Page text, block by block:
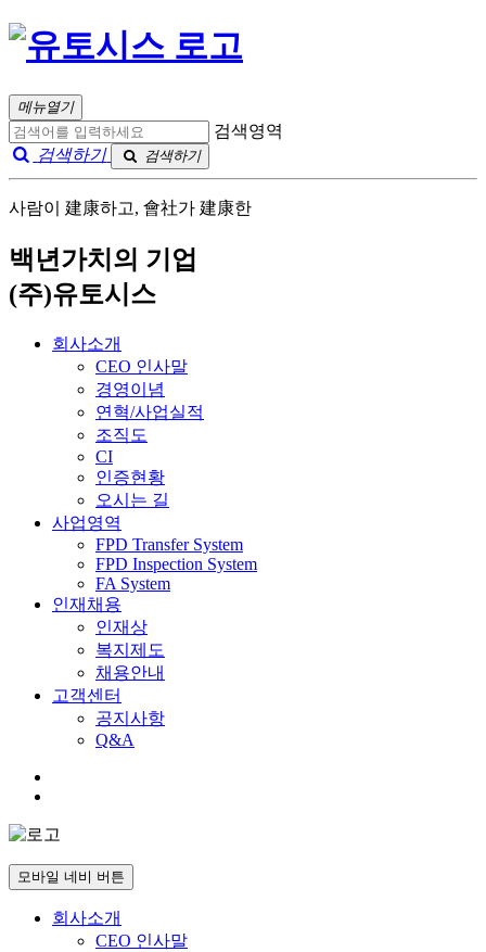
메뉴열기
검색영역
검색하기
검색하기
사람이 建康하고, 會社가 建康한
백년가치의 기업
(주)유토시스
회사소개
CEO 인사말
경영이념
연혁/사업실적
조직도
CI
인증현황
오시는 길
사업영역
FPD Transfer System
FPD Inspection System
FA System
인재채용
인재상
복지제도
채용안내
고객센터
공지사항
Q&A
모바일 네비 버튼
회사소개
CEO 인사말